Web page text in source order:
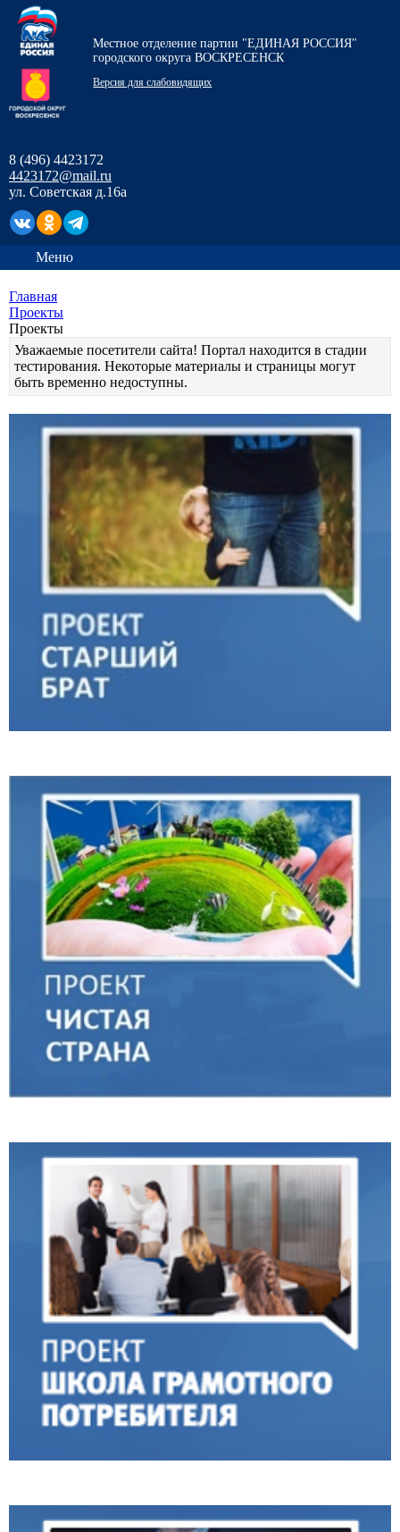
Местное отделение партии "ЕДИНАЯ РОССИЯ"
городского округа ВОСКРЕСЕНСК
Версия для слабовидящих
8 (496) 4423172
4423172@mail.ru
ул. Советская д.16а
Меню
Главная
Проекты
Проекты
Уважаемые посетители сайта! Портал находится в стадии
тестирования. Некоторые материалы и страницы могут
быть временно недоступны.